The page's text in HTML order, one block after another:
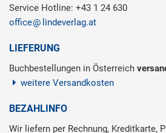
Service Hotline: +43 1 24 630
office
lindeverlag.at
LIEFERUNG
Buchbestellungen in Österreich
weitere Versandkosten
BEZAHLINFO
Wir liefern per Rechnung, Kreditkarte,